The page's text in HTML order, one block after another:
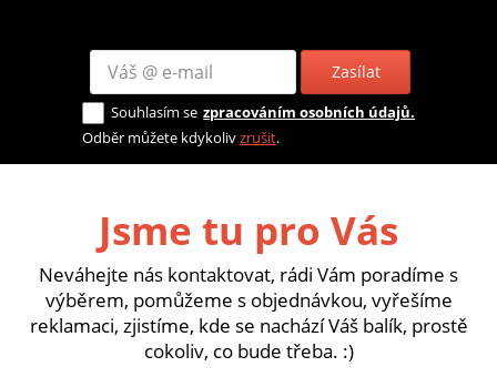
Zasílat
Souhlasím se zpracováním osobních údajů.
Odběr můžete kdykolivzrušit.
Jsme tu pro Vás
Neváhejte nás kontaktovat, rádi Vám poradíme s
výběrem, pomůžeme s objednávkou, vyřešíme
reklamaci, zjistíme, kde se nachází Váš balík, prostě
cokoliv, co bude třeba. :)